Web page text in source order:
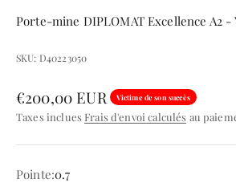
Porte-mine DIPLOMAT Excellence A2 -
SKU: D40223050
Prix de vente
€200,00 EUR Victime de son succès
Taxes inclues Frais d'envoi calculés au
Pointe:0.7